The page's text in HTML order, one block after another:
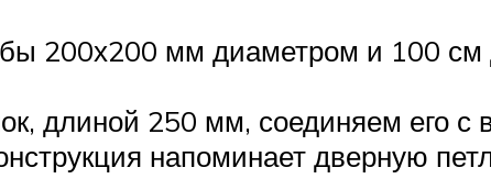
200х200 мм диаметром и 100 см
длиной 250 мм, соединяем его
напоминает дверную